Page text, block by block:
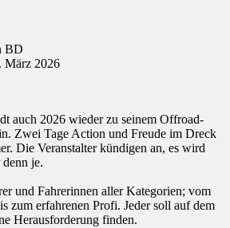
BD
März 2026
auch 2026 wieder zu seinem Offroad-
Zwei Tage Action und Freude im Dreck
Die Veranstalter kündigen an, es wird
je.
und Fahrerinnen aller Kategorien; vom
zum erfahrenen Profi. Jeder soll auf dem
Herausforderung finden.